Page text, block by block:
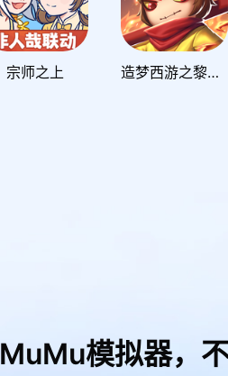
宗师之上 造梦西游之黎尤浩劫篇
MuMu模拟器，